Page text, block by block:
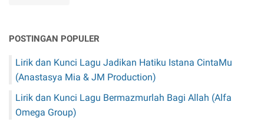
POSTINGAN POPULER
Lirik dan Kunci Lagu Jadikan Hatiku Istana CintaMu
(Anastasya Mia & JM Production)
Lirik dan Kunci Lagu Bermazmurlah Bagi Allah (Alfa
Omega Group)